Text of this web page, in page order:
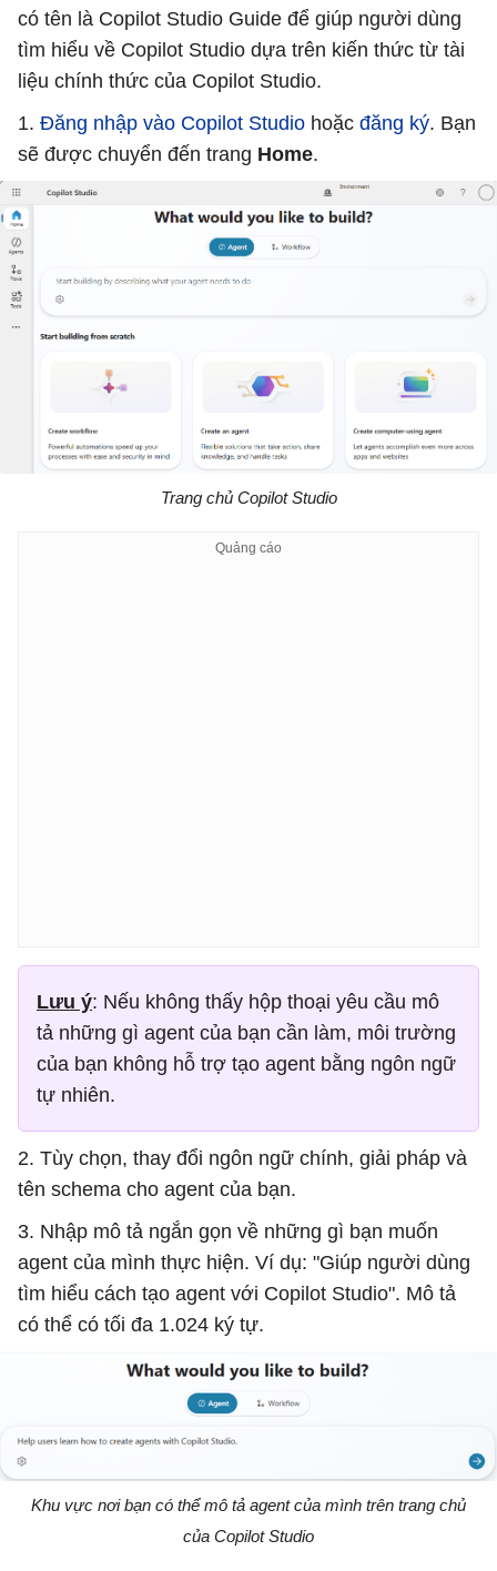
có tên là Copilot Studio Guide để giúp người dùng
tìm hiểu về Copilot Studio dựa trên kiến ​​thức từ tài
liệu chính thức của Copilot Studio.
1. Đăng nhập vào Copilot Studio hoặc đăng ký. Bạn
sẽ được chuyển đến trang Home.
Trang chủ Copilot Studio
Lưu ý: Nếu không thấy hộp thoại yêu cầu mô
tả những gì agent của bạn cần làm, môi trường
của bạn không hỗ trợ tạo agent bằng ngôn ngữ
tự nhiên.
2. Tùy chọn, thay đổi ngôn ngữ chính, giải pháp và
tên schema cho agent của bạn.
3. Nhập mô tả ngắn gọn về những gì bạn muốn
agent của mình thực hiện. Ví dụ: "Giúp người dùng
tìm hiểu cách tạo agent với Copilot Studio". Mô tả
có thể có tối đa 1.024 ký tự.
Khu vực nơi bạn có thể mô tả agent của mình trên trang chủ
của Copilot Studio